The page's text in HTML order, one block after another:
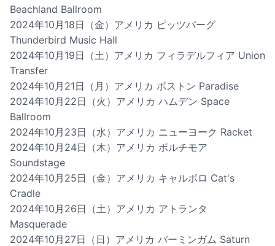
Beachland Ballroom
2024年10月18日（金）アメリカ ピッツバーグ
Thunderbird Music Hall
2024年10月19日（土）アメリカ フィラデルフィア Union
Transfer
2024年10月21日（月）アメリカ ボストン Paradise
2024年10月22日（火）アメリカ ハムデン Space
Ballroom
2024年10月23日（水）アメリカ ニューヨーク Racket
2024年10月24日（木）アメリカ ボルチモア
Soundstage
2024年10月25日（金）アメリカ キャルボロ Cat's
Cradle
2024年10月26日（土）アメリカ アトランタ
Masquerade
2024年10月27日（日）アメリカ バーミンガム Saturn